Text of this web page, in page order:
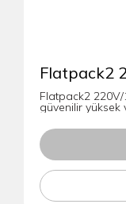
Flatpack2
Flatpack2
güvenilir